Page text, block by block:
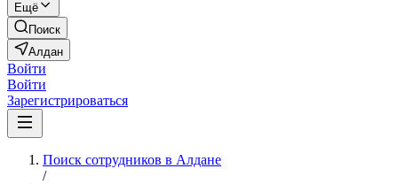
Ещё
Поиск
Алдан
Войти
Войти
Зарегистрироваться
Поиск сотрудников в Алдане
/